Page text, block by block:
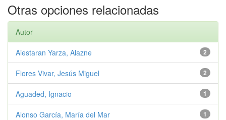
Otras opciones relacionadas
Autor
2
Aiestaran Yarza, Alazne
2
Flores Vivar, Jesús Miguel
1
Aguaded, Ignacio
1
Alonso García, María del Mar